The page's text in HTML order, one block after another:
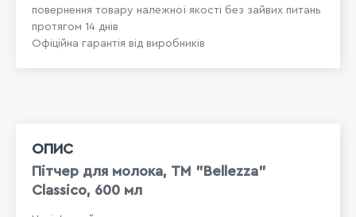
повернення товару належної якості без зайвих питань
протягом 14 днів
Офіційна гарантія від виробників
ОПИС
Пітчер для молока, ТМ "Bellezza"
Classico, 600 мл